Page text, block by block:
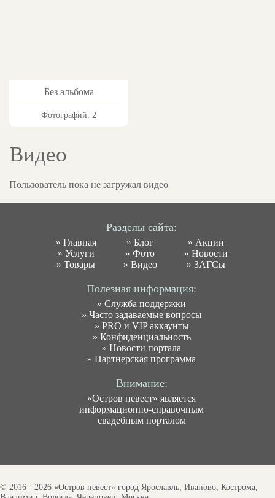
Без альбома
Фотографий: 2
Видео
Пользователь пока не загружал видео
Разделы сайта:
» Главная
» Услуги
»Товары
»Блог
»Фото
» Видео
» Акции
» Новости
» ЗАГСы
Полезная информация:
»Служба поддержки
» Часто задаваемые вопросы
» PRO и VIP аккаунты
» Конфиденциальность
»Новости портала
»Партнерская программа
Внимание:
«Остров невест» является
информационно-справочным
свадебным порталом
© 2016 - 2026 «Остров невест» город Ярославль, Иваново, Кострома,